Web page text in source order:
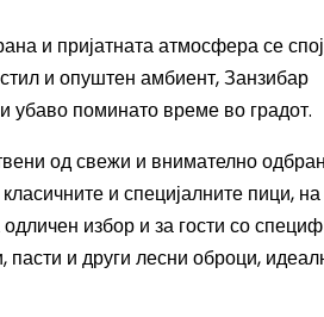
и пријатната атмосфера се
и опуштен амбиент, Занзибар
убаво поминато време во градот.
од свежи и внимателно
и специјалните пици, на
избор и за гости со
пасти и други лесни оброци,